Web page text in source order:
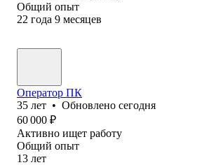
Общий опыт
22 года 9 месяцев
Оператор ПК
35 лет • Обновлено сегодня
60 000 ₽
Активно ищет работу
Общий опыт
13 лет